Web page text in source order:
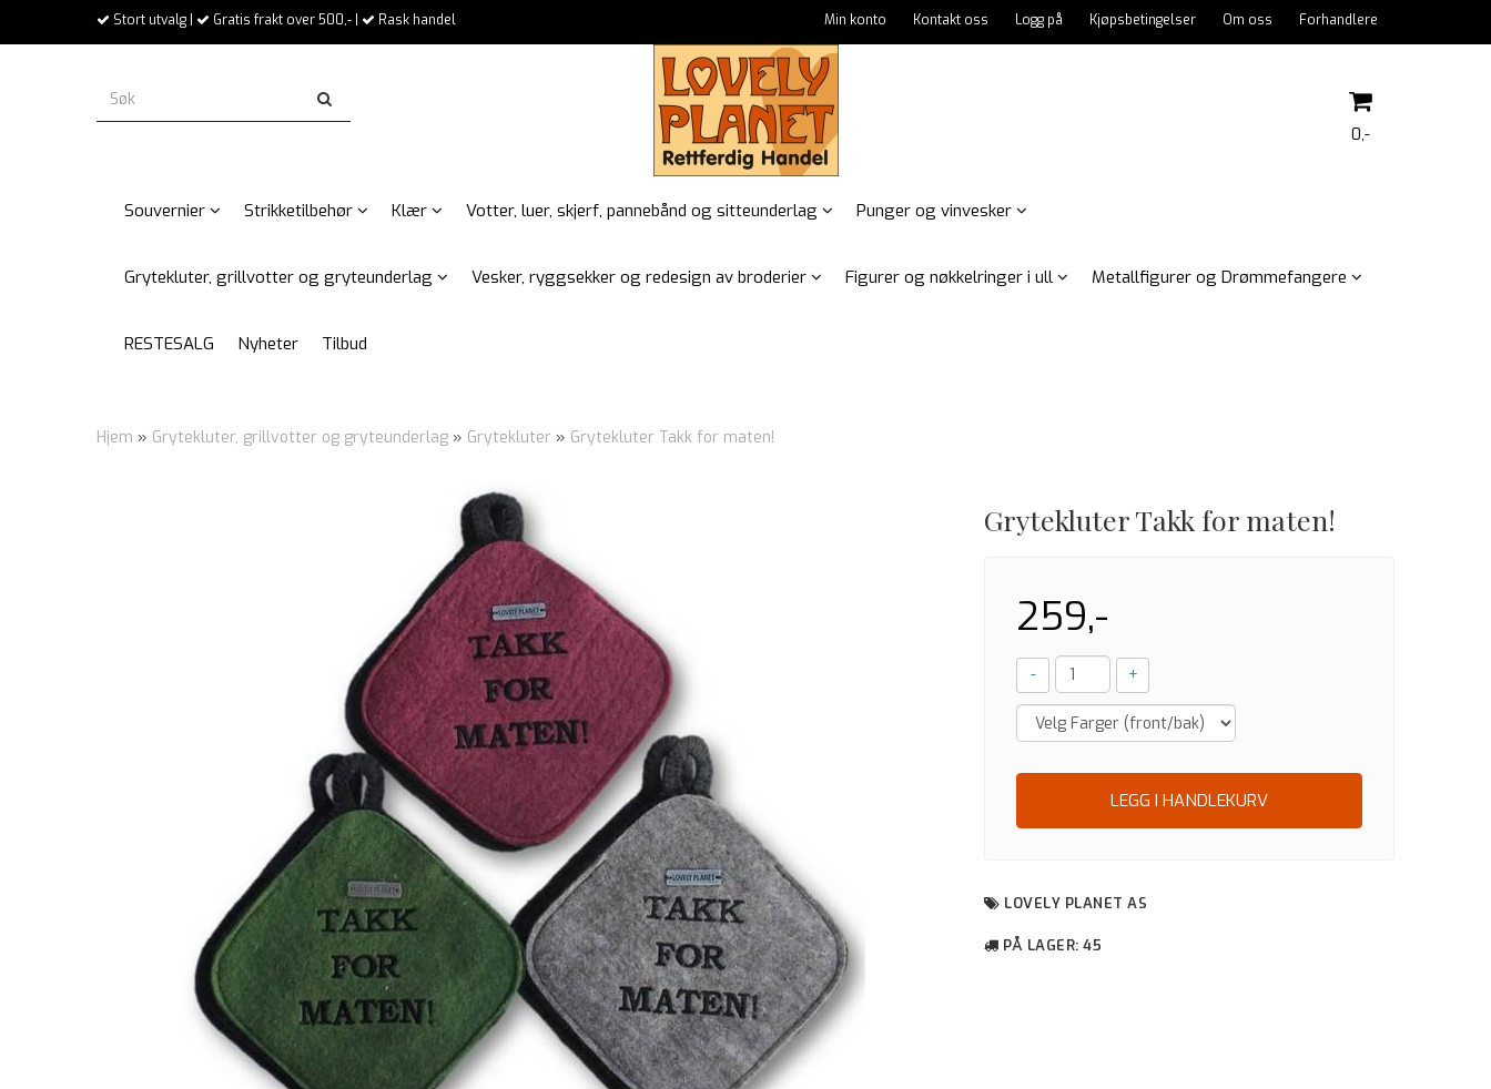
Stort utvalg | Gratis frakt over 500,- | Rask handel Min konto Kontakt oss Logg på Kjøpsbetingelser Om oss Forhandlere
0,-
Souvernier Strikketilbehør Klær Votter, luer, skjerf, pannebånd og sitteunderlag Punger og vinvesker
Grytekluter, grillvotter og gryteunderlag Vesker, ryggsekker og redesign av broderier Figurer og nøkkelringer i ull Metallfigurer og Drømmefangere
RESTESALG Nyheter Tilbud
Hjem » Grytekluter, grillvotter og gryteunderlag » Grytekluter » Grytekluter Takk for maten!
Grytekluter Takk for maten!
259,-
- +
LEGG I HANDLEKURV
LOVELY PLANET AS
PÅ LAGER: 45